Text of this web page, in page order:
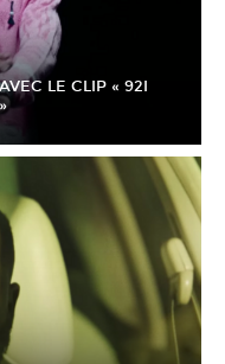
LE CLIP « 92I